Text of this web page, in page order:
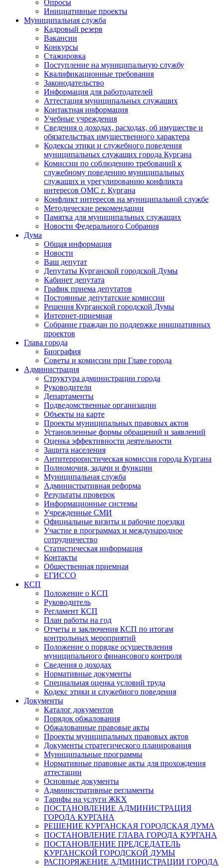
Опросы
Инициативные проекты
Муниципальная служба
Кадровый резерв
Вакансии
Конкурсы
Стажировка
Поступление на муниципальную службу
Квалификационные требования
Законодательство
Информация для работодателей
Аттестация муниципальных служащих
Контактная информация
Учебные учреждения
Сведения о доходах, расходах, об имуществе и
обязательствах имущественного характера
Кодексы этики и служебного поведения
муниципальных служащих города Кургана
Комиссии по соблюдению требований к
служебному поведению муниципальных
служащих и урегулированию конфликта
интересов ОМС г. Кургана
Конфликт интересов на муниципальной службе
Методические рекомендации
Памятка для муниципальных служащих
Новости Федерального Cобрания
Дума
Общая информация
Новости
Ваш депутат
Депутаты Курганской городской Думы
Кабинет депутата
График приема депутатов
Постоянные депутатские комиссии
Решения Курганской городской Думы
Интернет-приемная
Собрание граждан по поддержке инициативных
проектов
Глава города
Биография
Советы и комиссии при Главе города
Администрация
Структура администрации города
Руководители
Департаменты
Подведомственные организации
Объекты на карте
Проекты муниципальных правовых актов
Установленные формы обращений и заявлений
Оценка эффективности деятельности
Защита населения
Антитеррористическая комиссия города Кургана
Полномочия, задачи и функции
Муниципальная служба
Административная реформа
Результаты проверок
Информационные системы
Учрежденные СМИ
Официальные визиты и рабочие поездки
Участие в программах и международное
сотрудничество
Статистическая информация
Контакты
Общественная приемная
ЕГИССО
КСП
Положение о КСП
Руководитель
Регламент КСП
План работы на год
Отчеты и заключения КСП по итогам
контрольных мероприятий
Положение о порядке осуществления
муниципального финансового контроля
Сведения о доходах
Нормативные документы
Специальная оценка условий труда
Кодекс этики и служебного поведения
Документы
Каталог документов
Порядок обжалования
Обжалованные правовые акты
Проекты муниципальных правовых актов
Документы стратегического планирования
Муниципальные программы
Нормативные правовые акты для прохождения
аттестации
Основные документы
Административные регламенты
Тарифы на услуги ЖКХ
ПОСТАНОВЛЕНИЕ АДМИНИСТРАЦИЯ
ГОРОДА КУРГАНА
РЕШЕНИЕ КУРГАНСКАЯ ГОРОДСКАЯ ДУМА
ПОСТАНОВЛЕНИЕ ГЛАВА ГОРОДА КУРГАНА
ПОСТАНОВЛЕНИЕ ПРЕДСЕДАТЕЛЬ
КУРГАНСКОЙ ГОРОДСКОЙ ДУМЫ
РАСПОРЯЖЕНИЕ АДМИНИСТРАЦИИ ГОРОДА